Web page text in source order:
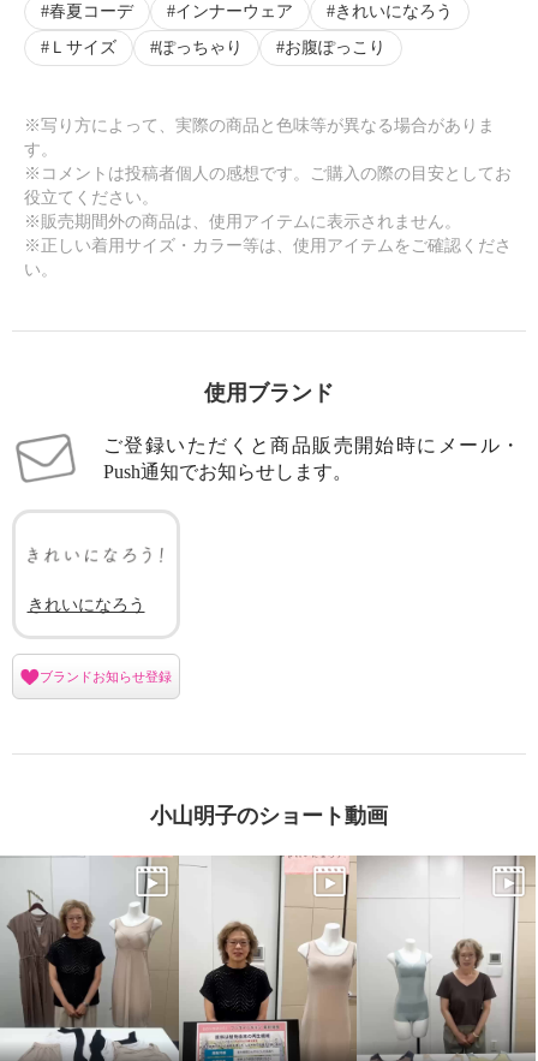
×
春夏コーデ インナーウェア
きれいになろう
Ｌサイズ
ぽっちゃり お腹ぽっこり
※写り方によって、実際の商品と色味等が異なる場合がありま
す。
※コメントは投稿者個人の感想です。ご購入の際の目安としてお
役立てください。
※販売期間外の商品は、使用アイテムに表示されません。
※正しい着用サイズ・カラー等は、使用アイテムをご確認くださ
い。
使用ブランド
ご登録いただくと商品販売開始時にメール・
Push通知でお知らせします。
きれいになろう
ブランドお知らせ登録
小山明子のショート動画